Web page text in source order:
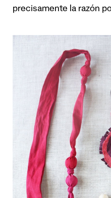
precisamente la razón